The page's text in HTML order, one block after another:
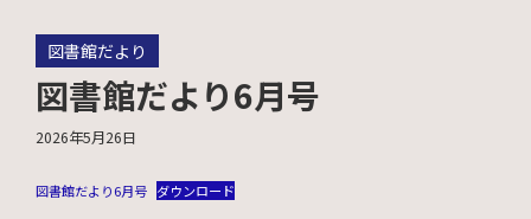
図書館だより
図書館だより6月号
2026年5月26日
図書館だより6月号 ダウンロード